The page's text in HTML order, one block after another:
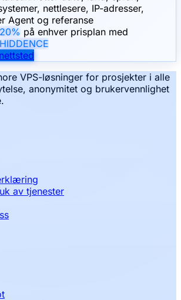
nettlesere, IP-adresser,
Agent og referanse
på enhver prisplan med
HIDDENCE
VPS-løsninger for prosjekter i alle
anonymitet og brukervennlighet
av tjenester